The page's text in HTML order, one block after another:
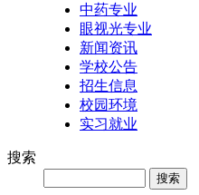
中药专业
眼视光专业
新闻资讯
学校公告
招生信息
校园环境
实习就业
搜索